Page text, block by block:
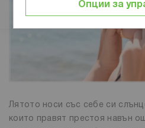
Лятото носи със себе си
които правят престоя навън
Опции за